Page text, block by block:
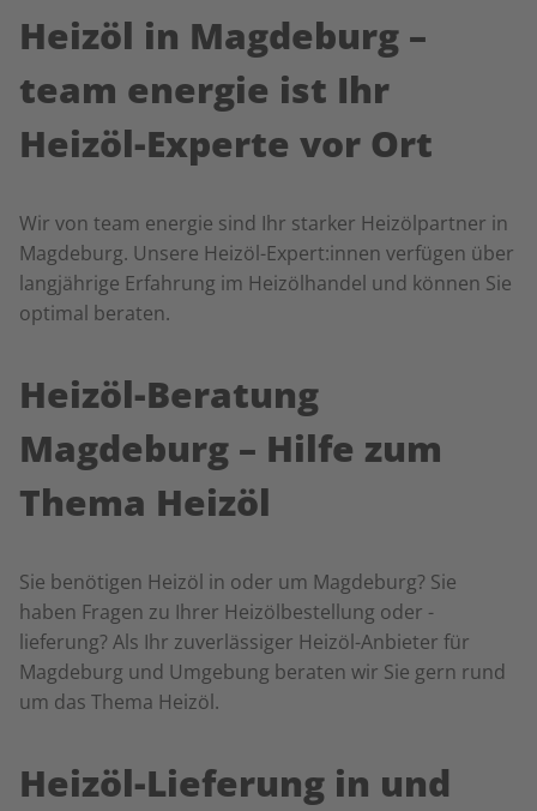
Heizöl in Magdeburg –
team energie ist Ihr
Heizöl-Experte vor Ort
Wir von team energie sind Ihr starker Heizölpartner in
Magdeburg. Unsere Heizöl-Expert:innen verfügen über
langjährige Erfahrung im Heizölhandel und können Sie
optimal beraten.
Heizöl-Beratung
Magdeburg – Hilfe zum
Thema Heizöl
Sie benötigen Heizöl in oder um Magdeburg? Sie
haben Fragen zu Ihrer Heizölbestellung oder -
lieferung? Als Ihr zuverlässiger Heizöl-Anbieter für
Magdeburg und Umgebung beraten wir Sie gern rund
um das Thema Heizöl.
Heizöl-Lieferung in und